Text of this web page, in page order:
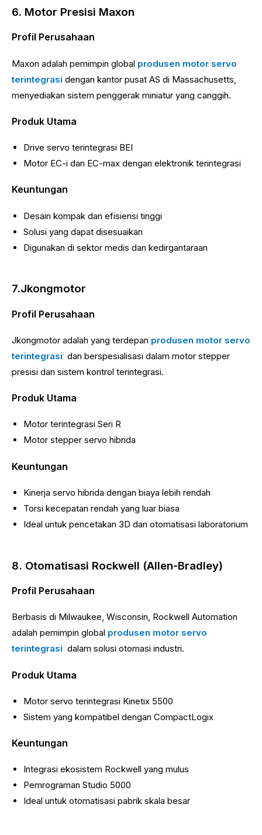
6. Motor Presisi Maxon
Profil Perusahaan
Maxon adalah pemimpin global produsen motor servo
terintegrasi dengan kantor pusat AS di Massachusetts,
menyediakan sistem penggerak miniatur yang canggih.
Produk Utama
Drive servo terintegrasi BEI
Motor EC-i dan EC-max dengan elektronik terintegrasi
Keuntungan
Desain kompak dan efisiensi tinggi
Solusi yang dapat disesuaikan
Digunakan di sektor medis dan kedirgantaraan
7.Jkongmotor
Profil Perusahaan
Jkongmotor adalah yang terdepan produsen motor servo
terintegrasi dan berspesialisasi dalam motor stepper
presisi dan sistem kontrol terintegrasi.
Produk Utama
Motor terintegrasi Seri R
Motor stepper servo hibrida
Keuntungan
Kinerja servo hibrida dengan biaya lebih rendah
Torsi kecepatan rendah yang luar biasa
Ideal untuk pencetakan 3D dan otomatisasi laboratorium
8. Otomatisasi Rockwell (Allen-Bradley)
Profil Perusahaan
Berbasis di Milwaukee, Wisconsin, Rockwell Automation
adalah pemimpin global produsen motor servo
terintegrasi dalam solusi otomasi industri.
Produk Utama
Motor servo terintegrasi Kinetix 5500
Sistem yang kompatibel dengan CompactLogix
Keuntungan
Integrasi ekosistem Rockwell yang mulus
Pemrograman Studio 5000
Ideal untuk otomatisasi pabrik skala besar